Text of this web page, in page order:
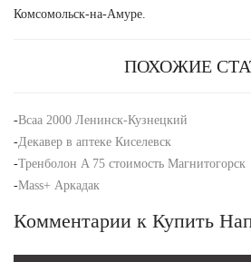
Комсомольск-на-Амуре.
ПОХОЖИЕ
-Bcaa 2000 Ленинск-Кузнецкий
-Декавер в аптеке Киселевск
-Тренболон A 75 стоимость Магнитогорск
-Mass+ Аркадак
Комментарии к Купить